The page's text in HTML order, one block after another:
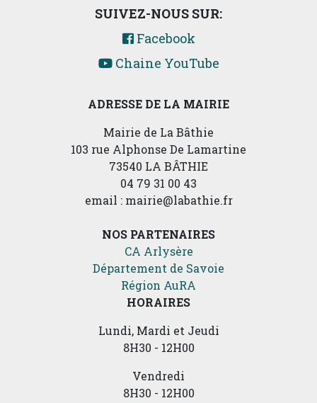
ADRESSE DE LA MAIRIE
Mairie de La Bâthie
103 rue Alphonse De Lamartine
73540 LA BÂTHIE
04 79 31 00 43
email : mairie@labathie.fr
NOS PARTENAIRES
CA Arlysère
Département de Savoie
Région AuRA
SUIVEZ-NOUS SUR:
Facebook
Chaine YouTube
HORAIRES
Lundi, Mardi et Jeudi
8H30 - 12H00
Vendredi
8H30 - 12H00